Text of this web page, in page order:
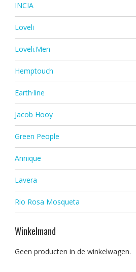
INCIA
Loveli
Loveli.Men
Hemptouch
Earth·line
Jacob Hooy
Green People
Annique
Lavera
Rio Rosa Mosqueta
Winkelmand
Geen producten in de winkelwagen.